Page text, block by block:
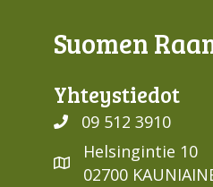
Suomen
Yhteys­tiedot
09 512 3910
Helsingintie 10
02700